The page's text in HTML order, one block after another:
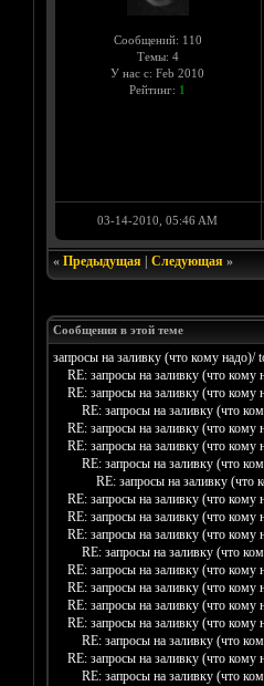
Сообщений: 110
Темы: 4
У нас с: Feb 2010
Рейтинг: 1
03-14-2010, 05:46 AM
« Предыдущая| Следующая»
Сообщения в этой теме
запросы на заливку (что кому надо)/
RE: запросы на заливку (что кому
RE: запросы на заливку (что кому
RE: запросы на заливку (что
RE: запросы на заливку (что кому
RE: запросы на заливку (что кому
RE: запросы на заливку (что
RE: запросы на заливку (что
RE: запросы на заливку (что кому
RE: запросы на заливку (что кому
RE: запросы на заливку (что кому
RE: запросы на заливку (что
RE: запросы на заливку (что кому
RE: запросы на заливку (что кому
RE: запросы на заливку (что кому
RE: запросы на заливку (что кому
RE: запросы на заливку (что
RE: запросы на заливку (что кому
RE: запросы на заливку (что